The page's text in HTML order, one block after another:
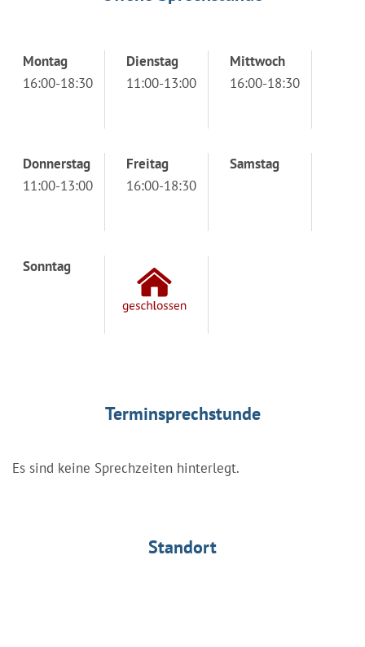
Montag
16:00-18:30
Dienstag
11:00-13:00
Mittwoch
16:00-18:30
Donnerstag
11:00-13:00
Freitag
16:00-18:30
Samstag
Sonntag
Terminsprechstunde
Es sind keine Sprechzeiten hinterlegt.
Standort